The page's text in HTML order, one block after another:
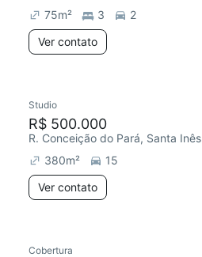
75m² 3
2
Ver contato
Studio
R$ 500.000
R. Conceição do Pará, Santa Inês
380m²
15
Ver contato
Cobertura